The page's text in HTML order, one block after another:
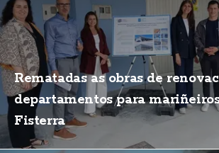
Rematadas as obras de
departamentos para
Fisterra